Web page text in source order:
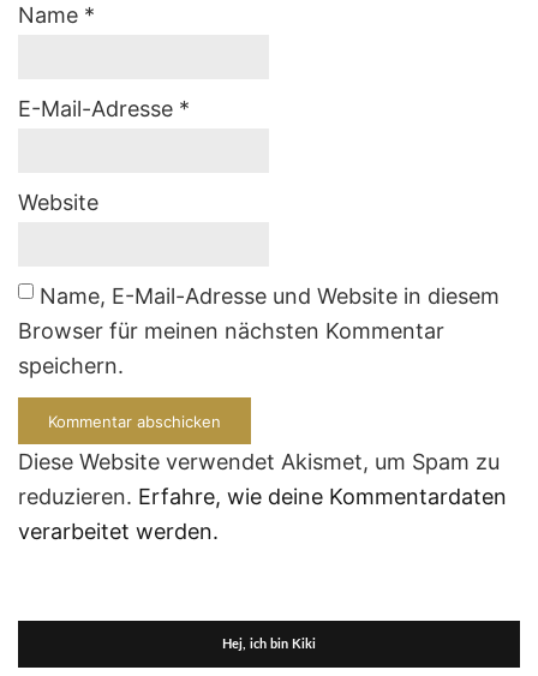
Name *
E-Mail-Adresse *
Website
Name, E-Mail-Adresse und Website in diesem
Browser für meinen nächsten Kommentar
speichern.
Diese Website verwendet Akismet, um Spam zu
reduzieren. Erfahre, wie deine Kommentardaten
verarbeitet werden.
Hej, ich bin Kiki